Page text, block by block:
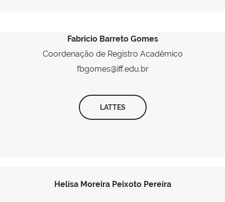
Fabricio Barreto Gomes
Coordenação de Registro Acadêmico
fbgomes@iff.edu.br
LATTES
Helisa Moreira Peixoto Pereira